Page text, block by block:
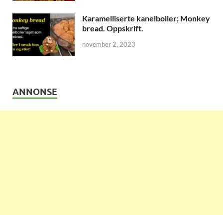
Karamelliserte kanelboller; Monkey
bread. Oppskrift.
november 2, 2023
ANNONSE